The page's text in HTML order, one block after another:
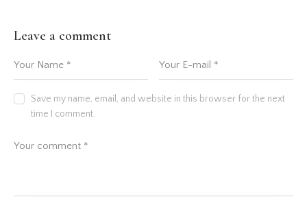
Leave a comment
Save my name, email, and website in this browser for the next
time I comment.